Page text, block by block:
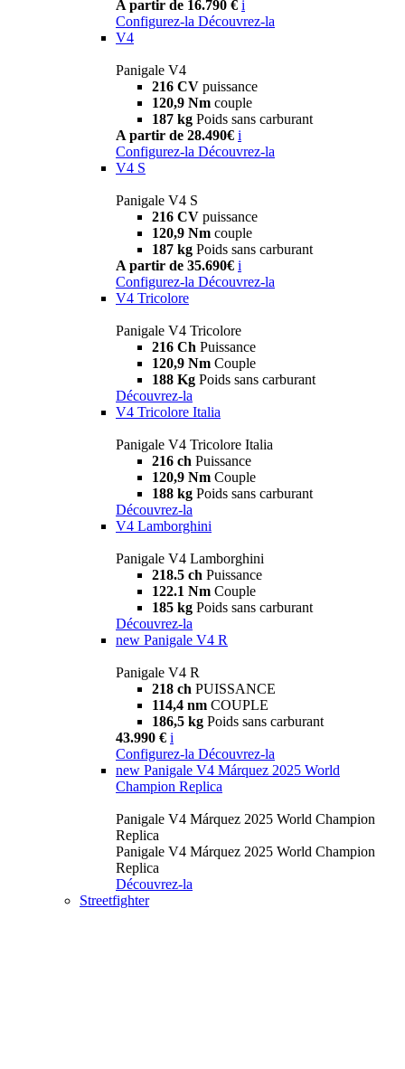
A partir de 16.790 € i
Configurez-la Découvrez-la
V4
Panigale V4
216 CV puissance
120,9 Nm couple
187 kg Poids sans carburant
A partir de 28.490€ i
Configurez-la Découvrez-la
V4 S
Panigale V4 S
216 CV puissance
120,9 Nm couple
187 kg Poids sans carburant
A partir de 35.690€ i
Configurez-la Découvrez-la
V4 Tricolore
Panigale V4 Tricolore
216 Ch Puissance
120,9 Nm Couple
188 Kg Poids sans carburant
Découvrez-la
V4 Tricolore Italia
Panigale V4 Tricolore Italia
216 ch Puissance
120,9 Nm Couple
188 kg Poids sans carburant
Découvrez-la
V4 Lamborghini
Panigale V4 Lamborghini
218.5 ch Puissance
122.1 Nm Couple
185 kg Poids sans carburant
Découvrez-la
new Panigale V4 R
Panigale V4 R
218 ch PUISSANCE
114,4 nm COUPLE
186,5 kg Poids sans carburant
43.990 € i
Configurez-la Découvrez-la
new Panigale V4 Márquez 2025 World
Champion Replica
Panigale V4 Márquez 2025 World Champion
Replica
Panigale V4 Márquez 2025 World Champion
Replica
Découvrez-la
Streetfighter